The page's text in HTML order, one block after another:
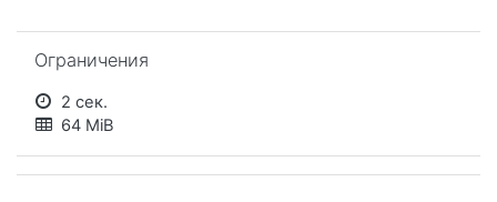
Ограничения
2 сек.
64 MiB